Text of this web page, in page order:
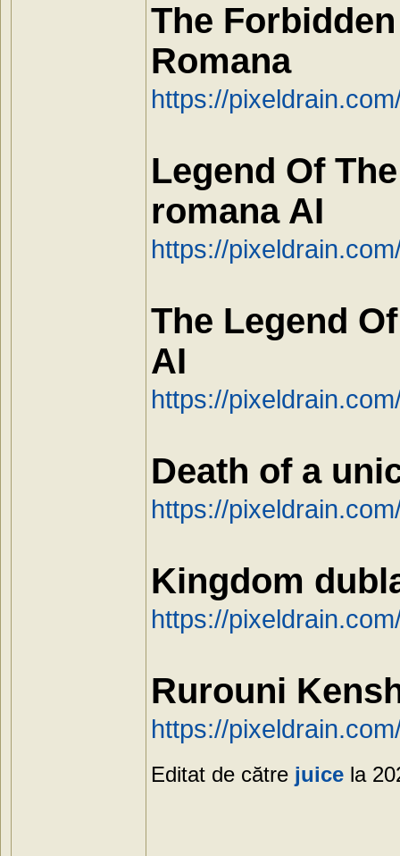
The
Romana
https://
Legend Of
romana AI
https://
The Legend
AI
https://
Death of a
https://
Kingdom
https://
Rurouni
https://
Editat de către juice la